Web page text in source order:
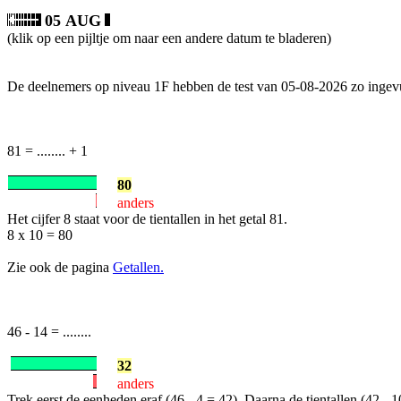
05 AUG
(klik op een pijltje om naar een andere datum te bladeren)
De deelnemers op niveau 1F hebben de test van 05-08-2026 zo
81 = ........ + 1
80
anders
Het cijfer 8 staat voor de tientallen in het getal 81.
8 x 10 = 80
Zie ook de pagina Getallen.
46 - 14 = ........
32
anders